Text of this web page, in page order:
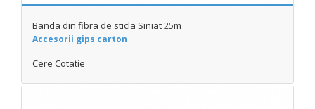
Banda din fibra de sticla Siniat 25m
Accesorii gips carton
Cere Cotatie